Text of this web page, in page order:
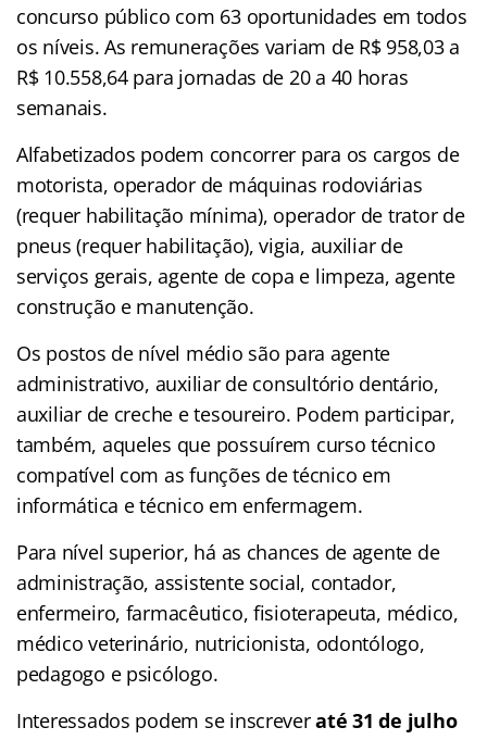
concurso público com 63 oportunidades em todos
os níveis. As remunerações variam de R$ 958,03 a
R$ 10.558,64 para jornadas de 20 a 40 horas
semanais.
Alfabetizados podem concorrer para os cargos de
motorista, operador de máquinas rodoviárias
(requer habilitação mínima), operador de trator de
pneus (requer habilitação), vigia, auxiliar de
serviços gerais, agente de copa e limpeza, agente
construção e manutenção.
Os postos de nível médio são para agente
administrativo, auxiliar de consultório dentário,
auxiliar de creche e tesoureiro. Podem participar,
também, aqueles que possuírem curso técnico
compatível com as funções de técnico em
informática e técnico em enfermagem.
Para nível superior, há as chances de agente de
administração, assistente social, contador,
enfermeiro, farmacêutico, fisioterapeuta, médico,
médico veterinário, nutricionista, odontólogo,
pedagogo e psicólogo.
Interessados podem se inscreveraté 31 de julho